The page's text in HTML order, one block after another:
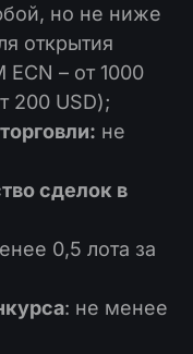
но не ниже
открытия
ECN – от 1000
200 USD);
не
сделок в
0,5 лота за
: не менее